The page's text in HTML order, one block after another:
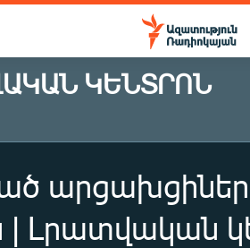
ԿԵՆՏՐՈՆ
Լրատվական